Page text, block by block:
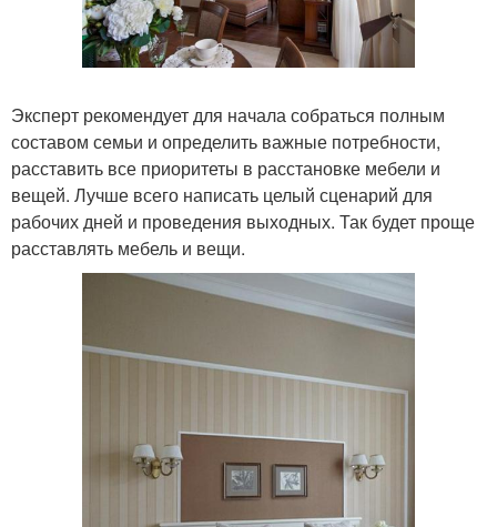
Эксперт рекомендует для начала собраться полным
составом семьи и определить важные потребности,
расставить все приоритеты в расстановке мебели и
вещей. Лучше всего написать целый сценарий для
рабочих дней и проведения выходных. Так будет проще
расставлять мебель и вещи.